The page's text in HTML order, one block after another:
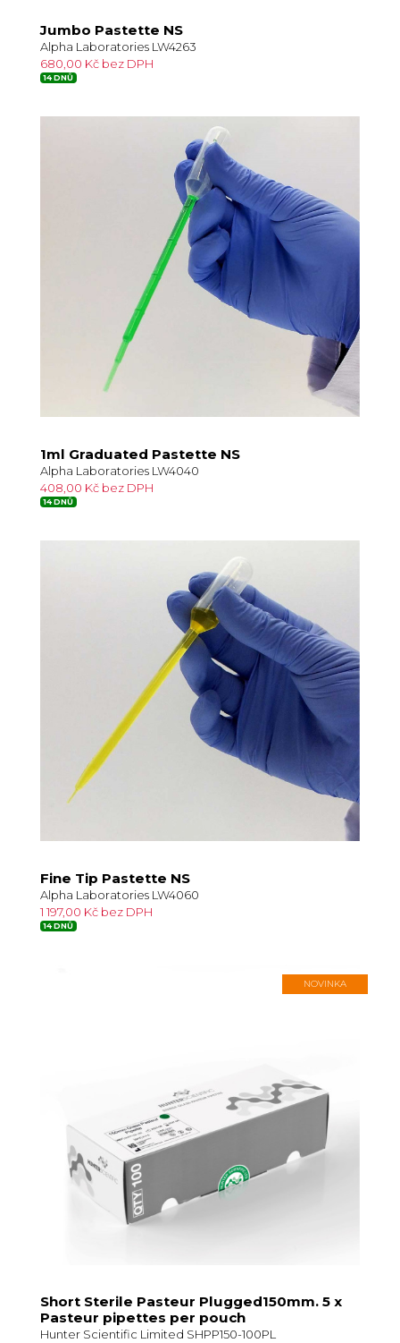
Jumbo Pastette NS
Alpha Laboratories LW4263
680,00 Kč bez DPH
14 DNŮ
1ml Graduated Pastette NS
Alpha Laboratories LW4040
408,00 Kč bez DPH
14 DNŮ
Fine Tip Pastette NS
Alpha Laboratories LW4060
1 197,00 Kč bez DPH
14 DNŮ
Short Sterile Pasteur Plugged150mm. 5 x
Pasteur pipettes per pouch
Hunter Scientific Limited SHPP150-100PL
NOVINKA